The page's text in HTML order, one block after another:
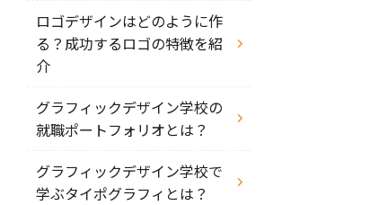
ロゴデザインはどのように作
る？成功するロゴの特徴を紹
介
グラフィックデザイン学校の
就職ポートフォリオとは？
グラフィックデザイン学校で
学ぶタイポグラフィとは？